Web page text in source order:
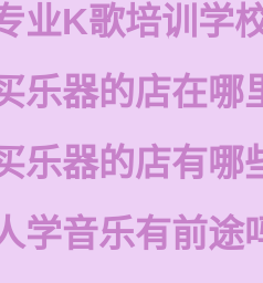
业K歌培训学
乐器的店在哪
乐器的店有哪
学音乐有前途